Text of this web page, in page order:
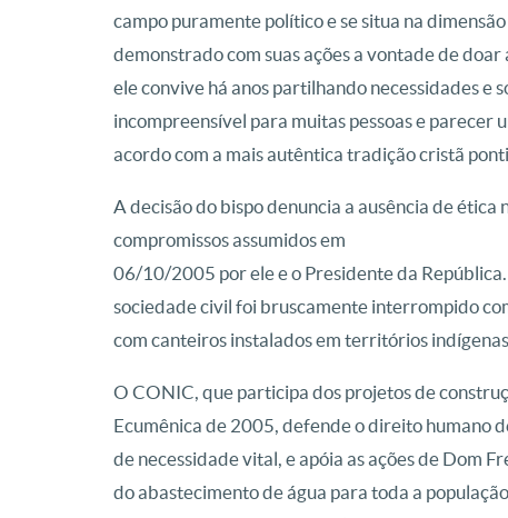
campo puramente político e se situa na
demonstrado com suas ações a vontade de
ele convive há anos partilhando necessidades e
incompreensível para muitas pessoas e parecer
acordo com a mais autêntica tradição cristã
A decisão do bispo denuncia a ausência de
compromissos assumidos em
06/10/2005 por ele e o Presidente da
sociedade civil foi bruscamente interrompido
com canteiros instalados em territórios
O CONIC, que participa dos projetos de
Ecumênica de 2005, defende o direito humano
de necessidade vital, e apóia as ações de Dom
do abastecimento de água para toda a